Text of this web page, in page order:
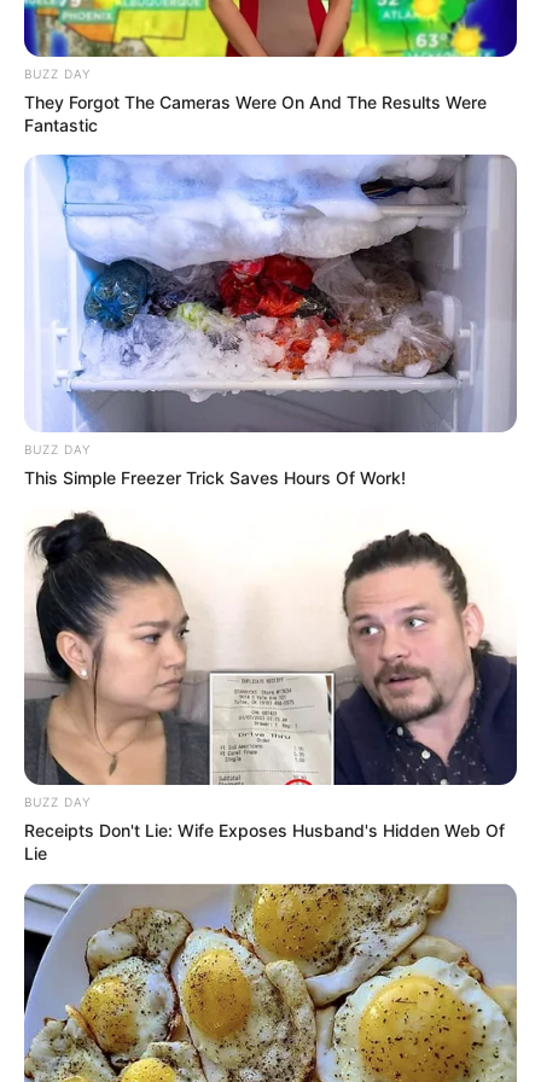
Baca juga:Biodata, Profil, dan Fakta Gabriella Larasati
(foto: instagram/graciaz14)
Biodata & Profil
Nama Lengkap: Gracia Indria Sari Sulistyaningrum
Nama Panggilan: Gracia/Indri
Tempat, Tanggal Lahir: Pasuruan, Jawa Timur, 14 Januari 1990
Kewarganegaraan: Indonesia
Agama: Katolik
Profesi: Aktris, Model, Presenter
Hobi: Kuliner
BUZZ DAY
They Forgot The Cameras Were On And The Results Were
Fantastic
BUZZ DAY
This Simple Freezer Trick Saves Hours Of Work!
BUZZ DAY
Receipts Don't Lie: Wife Exposes Husband's Hidden Web Of
Lie